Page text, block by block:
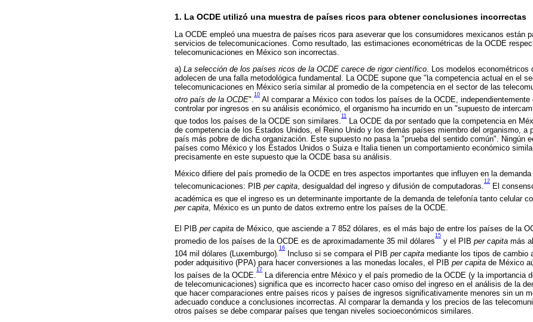
1. La OCDE utilizó una muestra de países ricos para obtener conclusiones incorrectas
La OCDE empleó una muestra de países ricos para aseverar que los consumidores mexicanos están
servicios de telecomunicaciones. Como resultado, las estimaciones econométricas de la OCDE
telecomunicaciones en México son incorrectas.
a) La selección de los países ricos de la OCDE carece de rigor científico . Los modelos
adolecen de una falla metodológica fundamental. La OCDE supone que "la competencia actual en el
telecomunicaciones en México sería similar al promedio de la competencia en el sector de las
otro país de la OCDE".
10
Al comparar a México con todos los países de la OCDE,
controlar por ingresos en su análisis económico, el organismo ha incurrido en un "supuesto de
que todos los países de la OCDE son similares.
11
La OCDE da por sentado que la competencia en
de competencia de los Estados Unidos, el Reino Unido y los demás países miembro del organismo, a
país más pobre de dicha organización. Este supuesto no pasa la "prueba del sentido común". Ningún
países como México y los Estados Unidos o Suiza e Italia tienen un comportamiento económico
precisamente en este supuesto que la OCDE basa su análisis.
México difiere del país promedio de la OCDE en tres aspectos importantes que influyen en la
telecomunicaciones: PIB per capita, desigualdad del ingreso y difusión de computadoras.
12
El
académica es que el ingreso es un determinante importante de la demanda de telefonía tanto celular
per capita, México es un punto de datos extremo entre los países de la OCDE.
El PIB per capita de México, que asciende a 7 852 dólares, es el más bajo de entre los países de la
promedio de los países de la OCDE es de aproximadamente 35 mil dólares
15
y el PIB per capita más
104 mil dólares (Luxemburgo).
16
Incluso si se compara el PIB per capita mediante los tipos de cambio
poder adquisitivo (PPA) para hacer conversiones a las monedas locales, el PIB per capita de México
los países de la OCDE.
17
La diferencia entre México y el país promedio de la OCDE (y la importancia
de telecomunicaciones) significa que es incorrecto hacer caso omiso del ingreso en el análisis de la
que hacer comparaciones entre países ricos y países de ingresos significativamente menores sin un
adecuado conduce a conclusiones incorrectas. Al comparar la demanda y los precios de las
otros países se debe comparar países que tengan niveles socioeconómicos similares.